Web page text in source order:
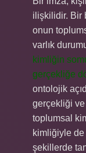
ilişkilidir. Bir
onun
varlık
kimliğin
gerçekliğe
ontolojik
gerçekliği
toplumsal
kimliğiyle
şekillerde